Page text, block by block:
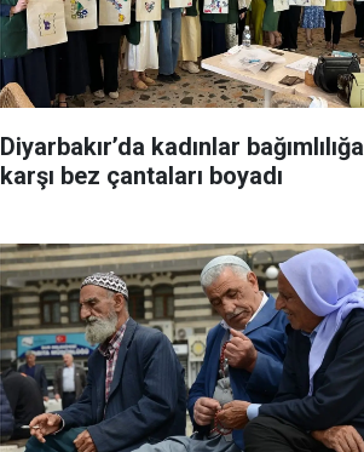
Diyarbakır’da kadınlar bağımlılığa
karşı bez çantaları boyadı